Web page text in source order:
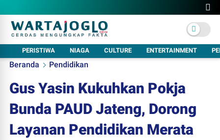
PERISTIWA NIAGA CULTURE ENTERTAINMENT
Beranda Pendidikan
Gus Yasin Kukuhkan Pokja
Bunda PAUD Jateng, Dorong
Layanan Pendidikan Merata